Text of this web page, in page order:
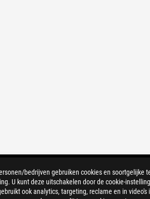
bedrijven gebruiken cookies en soortgelijke
U kunt deze uitschakelen door de cookie-
ook analytics, targeting, reclame en in video's
FILTER